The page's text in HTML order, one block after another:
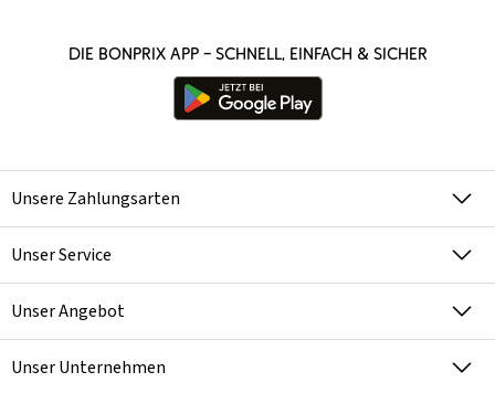
Die bonprix App – schnell, einfach & sicher
Unsere Zahlungsarten
Unser Service
Unser Angebot
Unser Unternehmen